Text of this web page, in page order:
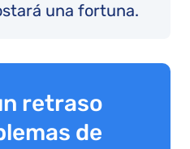
una fortuna.
retraso
de